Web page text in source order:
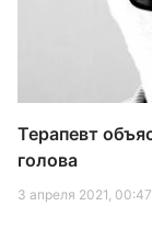
Терапевт
голова
3 апреля 2021, 00:47